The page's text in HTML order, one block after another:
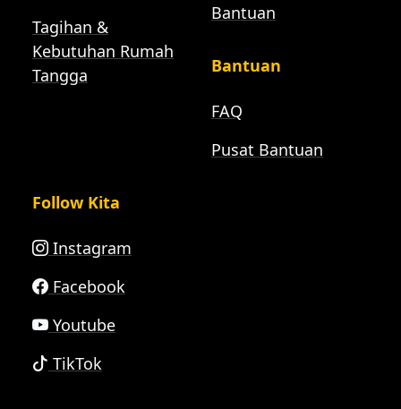
Tagihan &
Kebutuhan Rumah
Tangga
Bantuan
Bantuan
FAQ
Pusat Bantuan
Follow Kita
Instagram
Facebook
Youtube
TikTok